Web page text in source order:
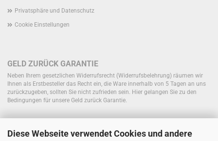
Diese Webseite verwendet Cookies und andere
Privatsphäre und Datenschutz
Cookie Einstellungen
GELD ZURÜCK GARANTIE
Neben Ihrem gesetzlichen Widerrufsrecht (Widerrufsbelehrung) räumen wir
Ihnen als Erstbesteller das Recht ein, die Ware innerhalb von 5 Tagen an uns
zurückzugeben, sollten Sie nicht zufrieden sein. Hier gelangen Sie zu den
Bedingungen für unsere Geld zurück Garantie.